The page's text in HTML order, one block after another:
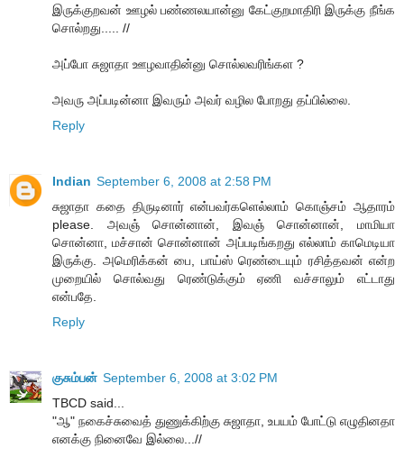
இருக்குறவன் ஊழல் பண்ணலயான்னு கேட்குறமாதிரி இருக்கு நீங்க
சொல்றது..... //
அப்போ சுஜாதா ஊழவாதின்னு சொல்லவரிங்கள ?
அவரு அப்படின்னா இவரும் அவர் வழில போறது தப்பில்லை.
Reply
Indian September 6, 2008 at 2:58 PM
சுஜாதா கதை திருடினார் என்பவர்களெல்லாம் கொஞ்சம் ஆதாரம்
please. அவஞ் சொன்னான், இவஞ் சொன்னான், மாமியா
சொன்னா, மச்சான் சொன்னான் அப்படிங்கறது எல்லாம் காமெடியா
இருக்கு. அமெரிக்கன் பை, பாய்ஸ் ரெண்டையும் ரசித்தவன் என்ற
முறையில் சொல்வது ரெண்டுக்கும் ஏணி வச்சாலும் எட்டாது
என்பதே.
Reply
குசும்பன் September 6, 2008 at 3:02 PM
TBCD said...
"ஆ" நகைச்சுவைத் துணுக்கிற்கு சுஜாதா, உபயம் போட்டு எழுதினதா
எனக்கு நினைவே இல்லை...//